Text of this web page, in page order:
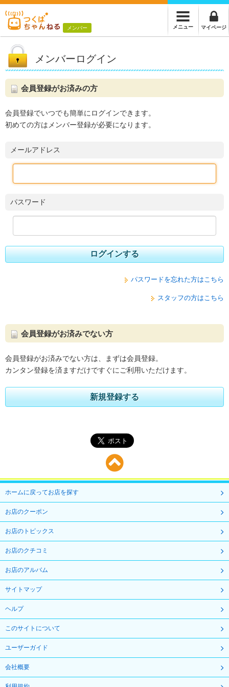
メンバー メニュー マイページ
メンバーログイン
会員登録がお済みの方
会員登録でいつでも簡単にログインできます。
初めての方はメンバー登録が必要になります。
メールアドレス
パスワード
ログインする
パスワードを忘れた方はこちら
スタッフの方はこちら
会員登録がお済みでない方
会員登録がお済みでない方は、まずは会員登録。
カンタン登録を済ますだけですぐにご利用いただけます。
新規登録する
ホームに戻ってお店を探す
お店のクーポン
お店のトピックス
お店のクチコミ
お店のアルバム
サイトマップ
ヘルプ
このサイトについて
ユーザーガイド
会社概要